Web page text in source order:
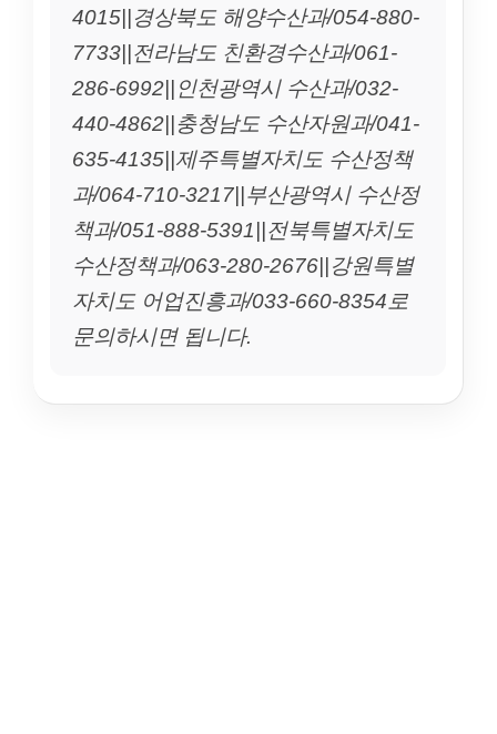
4015||경상북도 해양수산과/054-880-
7733||전라남도 친환경수산과/061-
286-6992||인천광역시 수산과/032-
440-4862||충청남도 수산자원과/041-
635-4135||제주특별자치도 수산정책
과/064-710-3217||부산광역시 수산정
책과/051-888-5391||전북특별자치도
수산정책과/063-280-2676||강원특별
자치도 어업진흥과/033-660-8354로
문의하시면 됩니다.